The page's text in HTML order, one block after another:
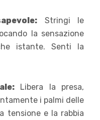
Stringi le
la sensazione
istante. Senti la
Libera la presa,
i palmi delle
tensione e la rabbia